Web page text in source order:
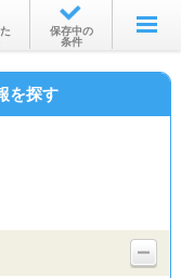
保存中の
条件
を探す